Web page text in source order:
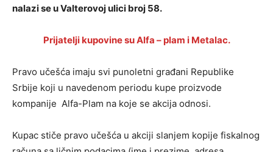
nalazi se u Valterovoj ulici broj 58.
Prijatelji kupovine su Alfa – plam i Metalac.
Pravo učešća imaju svi punoletni građani Republike
Srbije koji u navedenom periodu kupe proizvode
kompanije Alfa-Plam na koje se akcija odnosi.
Kupac stiče pravo učešća u akciji slanjem kopije fiskalnog